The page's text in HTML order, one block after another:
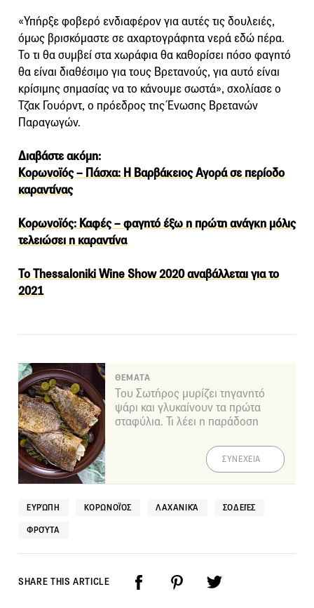
«Υπήρξε φοβερό ενδιαφέρον για αυτές τις δουλειές,
όμως βρισκόμαστε σε αχαρτογράφητα νερά εδώ πέρα.
Το τι θα συμβεί στα χωράφια θα καθορίσει πόσο φαγητό
θα είναι διαθέσιμο για τους Βρετανούς, για αυτό είναι
κρίσιμης σημασίας να το κάνουμε σωστά», σχολίασε ο
Τζακ Γουόρντ, ο πρόεδρος της Ένωσης Βρετανών
Παραγωγών.
Διαβάστε ακόμη:
Κορωνοϊός – Πάσχα: Η Βαρβάκειος Αγορά σε περίοδο
καραντίνας
Κορωνοϊός: Καφές – φαγητό έξω η πρώτη ανάγκη μόλις
τελειώσει η καραντίνα
Το Thessaloniki Wine Show 2020 αναβάλλεται για το
2021
ΘΕΜΑΤΑ
Του Σωτήρος μυρίζει τηγανητό
ψάρι και γλυκαίνουν τα πρώτα
σταφύλια. Τι λέει η παράδοση
ΣΥΝΕΧΕΙΑ
ΕΥΡΏΠΗ ΚΟΡΩΝΟΪΌΣ ΛΑΧΑΝΙΚΆ ΣΟΔΕΙΈΣ
ΦΡΟΎΤΑ
SHARE THIS ARTICLE